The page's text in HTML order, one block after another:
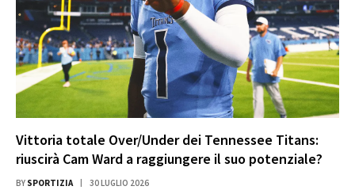
Vittoria totale Over/Under dei Tennessee Titans:
riuscirà Cam Ward a raggiungere il suo potenziale?
BY SPORTIZIA 30 LUGLIO 2026